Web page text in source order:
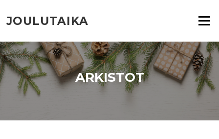
suoraan
sisältöön
JOULUTAIKA Valikko
ARKISTOT